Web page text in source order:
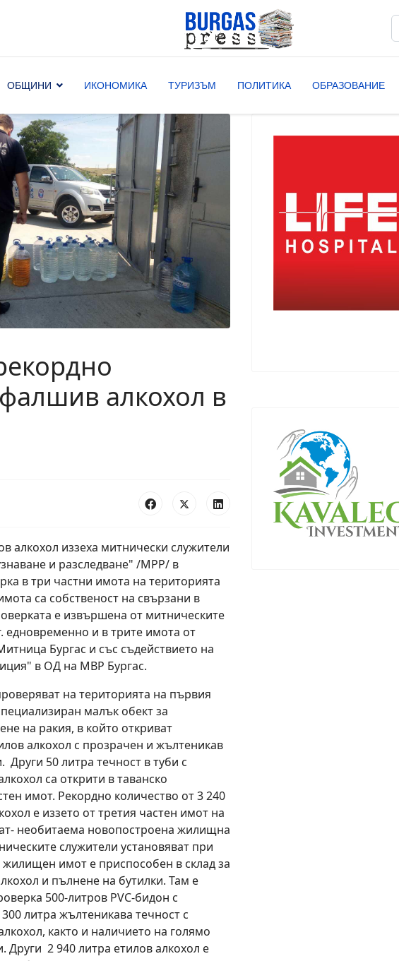
ОБЩИНИ ИКОНОМИКА ТУРИЗЪМ ПОЛИТИКА ОБРАЗОВАНИЕ
алкохол в
алкохол иззеха митнически служители
и разследване" /МРР/ в
в три частни имота на територията
са собственост на свързани в
е извършена от митническите
едновременно и в трите имота от
Бургас и със съдействието на
в ОД на МВР Бургас.
на територията на първия
малък обект за
на ракия, в който откриват
алкохол с прозрачен и жълтеникав
Други 50 литра течност в туби с
са открити в таванско
имот. Рекордно количество от 3 240
е иззето от третия частен имот на
необитаема новопостроена жилищна
служители установяват при
жилищен имот е приспособен в склад за
и пълнене на бутилки. Там е
500-литров PVC-бидон с
литра жълтеникава течност с
както и наличието на голямо
Други 2 940 литра етилов алкохол е